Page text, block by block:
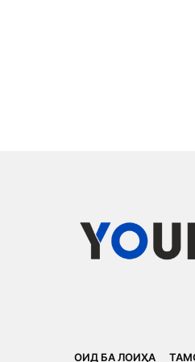
ОИД БА ЛОИҲА